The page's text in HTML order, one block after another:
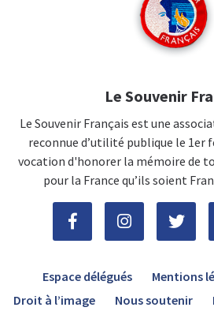
Le Souvenir
Le Souvenir Français est une
reconnue d’utilité publique le 1er
vocation d'honorer la mémoire de
pour la France qu’ils soient
Espace délégués Mentions
Droit à l’image
Nous soutenir